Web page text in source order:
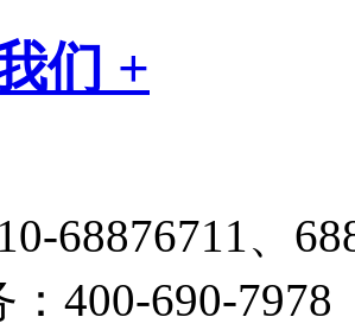
们 +
68876711、
400-690-7978